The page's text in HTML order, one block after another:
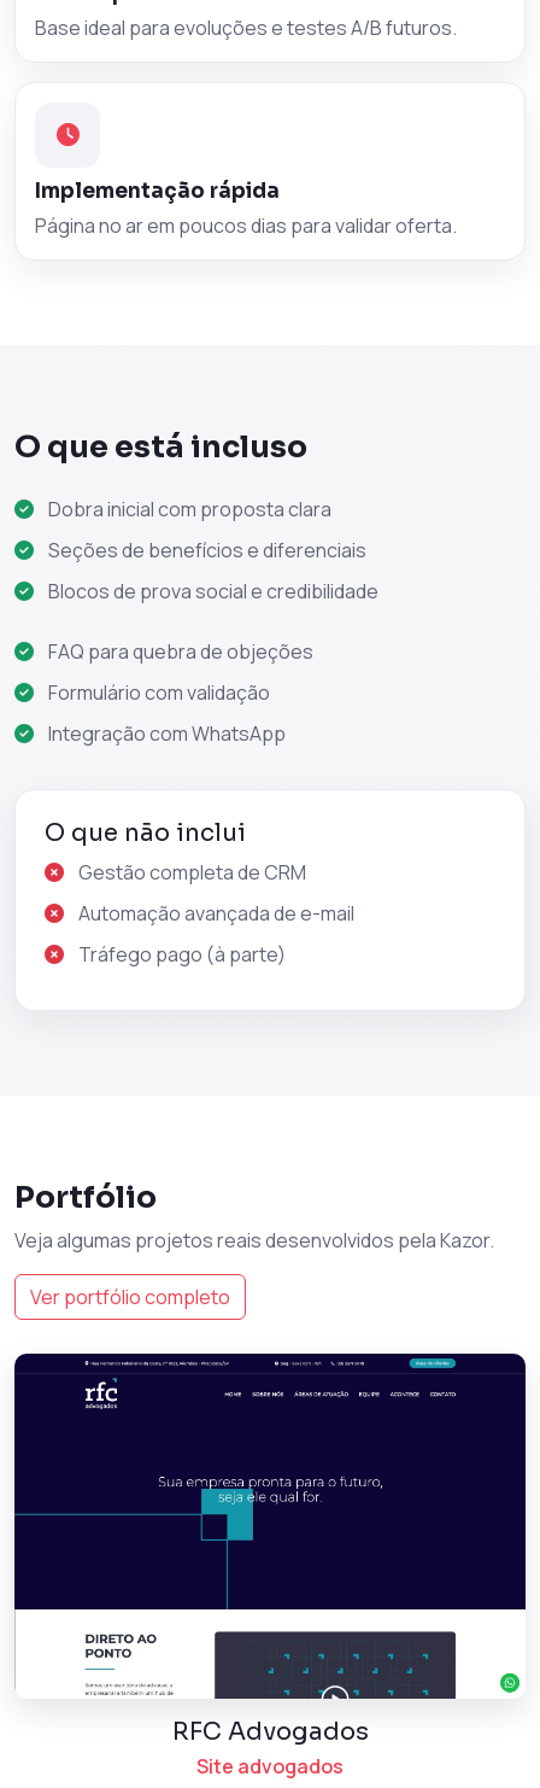
Base ideal para evoluções e testes A/B futuros.
Implementação rápida
Página no ar em poucos dias para validar oferta.
O que está incluso
Dobra inicial com proposta clara
Seções de benefícios e diferenciais
Blocos de prova social e credibilidade
FAQ para quebra de objeções
Formulário com validação
Integração com WhatsApp
O que não inclui
Gestão completa de CRM
Automação avançada de e-mail
Tráfego pago (à parte)
Portfólio
Veja algumas projetos reais desenvolvidos pela Kazor.
Ver portfólio completo
RFC Advogados
Site advogados